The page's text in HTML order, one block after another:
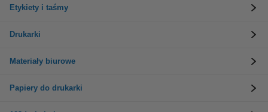
Etykiety i taśmy
Drukarki
Materiały biurowe
Papiery do drukarki